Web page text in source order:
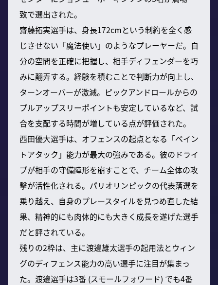
致で選出された。
齋藤拓実選手は、身長172cmという制約を全く感
じさせない「魔法使い」のようなプレーヤーだ。自
分の空間を正確に把握し、相手ディフェンダーを巧
みに翻弄する。経験を積むことで判断力が向上し、
ターンオーバーが激減。ピックアンドロールからの
プルアップスリーポイントも安定しているなど、試
合を支配する時間が増している点が評価された。
西田優大選手は、オフェンスの起点となる「ペイン
トアタック」能力が最大の強みである。彼のドライ
ブが相手の守備陣形を崩すことで、チーム全体の攻
撃が活性化される。パリオリンピックの代表落選を
乗り越え、自身のプレースタイルを見つめ直した結
果、精神的にも肉体的にも大きく成長を遂げた選手
だと評されている。
残りの2枠は、主に渡邊雄太選手の起用法とウィン
グのディフェンス能力の高い選手に注目が集まっ
た。渡邊選手は3番 (スモールフォワード) でも4番